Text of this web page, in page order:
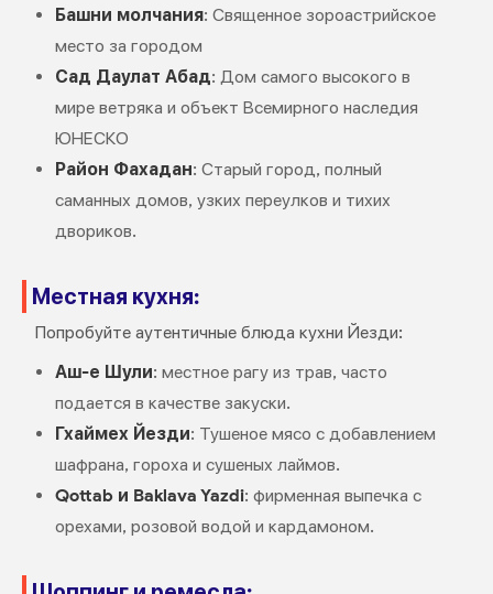
Башни молчания: Священное зороастрийское
место за городом
Сад Даулат Абад: Дом самого высокого в
мире ветряка и объект Всемирного наследия
ЮНЕСКО
Район Фахадан: Старый город, полный
саманных домов, узких переулков и тихих
двориков.
Местная кухня:
Попробуйте аутентичные блюда кухни Йезди:
Аш-е Шули: местное рагу из трав, часто
подается в качестве закуски.
Гхаймех Йезди: Тушеное мясо с добавлением
шафрана, гороха и сушеных лаймов.
Qottab и Baklava Yazdi: фирменная выпечка с
орехами, розовой водой и кардамоном.